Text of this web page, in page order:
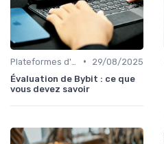
•
29/08/2025
Évaluation de Bybit : ce que
vous devez savoir